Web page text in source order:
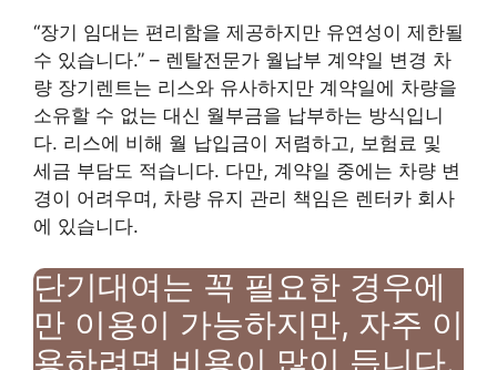
“장기 임대는 편리함을 제공하지만 유연성이 제한될
수 있습니다.” – 렌탈전문가 월납부 계약일 변경 차
량 장기렌트는 리스와 유사하지만 계약일에 차량을
소유할 수 없는 대신 월부금을 납부하는 방식입니
다. 리스에 비해 월 납입금이 저렴하고, 보험료 및
세금 부담도 적습니다. 다만, 계약일 중에는 차량 변
경이 어려우며, 차량 유지 관리 책임은 렌터카 회사
에 있습니다.
단기대여는 꼭 필요한 경우에
만 이용이 가능하지만, 자주 이
용하려면 비용이 많이 듭니다.